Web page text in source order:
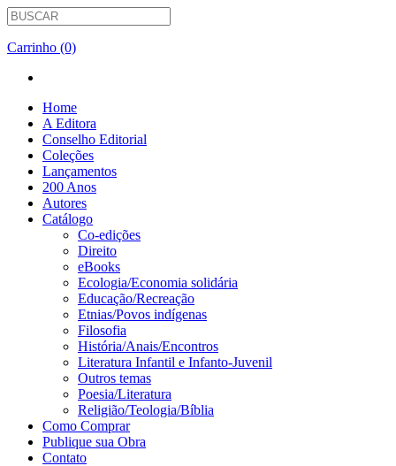
Carrinho (0)
Home
A Editora
Conselho Editorial
Coleções
Lançamentos
200 Anos
Autores
Catálogo
Co-edições
Direito
eBooks
Ecologia/Economia solidária
Educação/Recreação
Etnias/Povos indígenas
Filosofia
História/Anais/Encontros
Literatura Infantil e Infanto-Juvenil
Outros temas
Poesia/Literatura
Religião/Teologia/Bíblia
Como Comprar
Publique sua Obra
Contato